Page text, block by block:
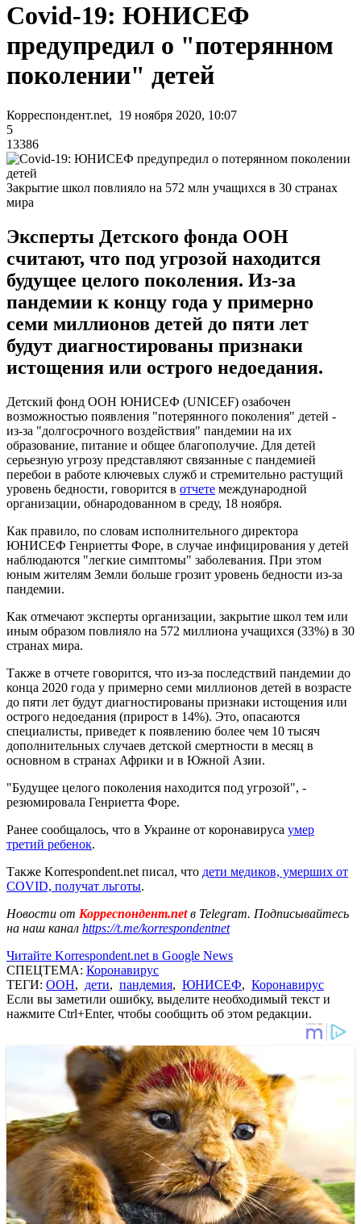
Covid-19: ЮНИСЕФ
предупредил о "потерянном
поколении" детей
Корреспондент.net, 19 ноября 2020, 10:07
5
13386
Закрытие школ повлияло на 572 млн учащихся в 30 странах
мира
Эксперты Детского фонда ООН
считают, что под угрозой находится
будущее целого поколения. Из-за
пандемии к концу года у примерно
семи миллионов детей до пяти лет
будут диагностированы признаки
истощения или острого недоедания.
Детский фонд ООН ЮНИСЕФ (UNICEF) озабочен
возможностью появления "потерянного поколения" детей -
из-за "долгосрочного воздействия" пандемии на их
образование, питание и общее благополучие. Для детей
серьезную угрозу представляют связанные с пандемией
перебои в работе ключевых служб и стремительно растущий
уровень бедности, говорится в отчете международной
организации, обнародованном в среду, 18 ноября.
Как правило, по словам исполнительного директора
ЮНИСЕФ Генриетты Форе, в случае инфицирования у детей
наблюдаются "легкие симптомы" заболевания. При этом
юным жителям Земли больше грозит уровень бедности из-за
пандемии.
Как отмечают эксперты организации, закрытие школ тем или
иным образом повлияло на 572 миллиона учащихся (33%) в 30
странах мира.
Также в отчете говорится, что из-за последствий пандемии до
конца 2020 года у примерно семи миллионов детей в возрасте
до пяти лет будут диагностированы признаки истощения или
острого недоедания (прирост в 14%). Это, опасаются
специалисты, приведет к появлению более чем 10 тысяч
дополнительных случаев детской смертности в месяц в
основном в странах Африки и в Южной Азии.
"Будущее целого поколения находится под угрозой", -
резюмировала Генриетта Форе.
Ранее сообщалось, что в Украине от коронавируса умер
третий ребенок.
Также Korrespondent.net писал, что дети медиков, умерших от
COVID, получат льготы.
Новости от Корреспондент.netв Telegram. Подписывайтесь
на наш канал https://t.me/korrespondentnet
Читайте Korrespondent.net в Google News
СПЕЦТЕМА: Коронавирус
ТЕГИ: ООН, дети, пандемия, ЮНИСЕФ, Коронавирус
Если вы заметили ошибку, выделите необходимый текст и
нажмите Ctrl+Enter, чтобы сообщить об этом редакции.